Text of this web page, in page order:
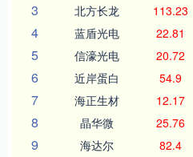
3 北方长龙 113.23
4 蓝盾光电 22.81
5 信濠光电 20.72
6 近岸蛋白 54.9
7 海正生材 12.17
8 晶华微 25.76
9 海达尔 82.4